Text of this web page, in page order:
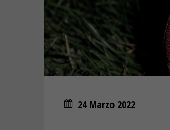
24 Marzo 2022